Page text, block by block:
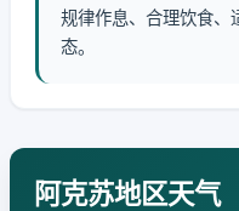
规律作息、合理饮食、
态。
阿克苏地区天气